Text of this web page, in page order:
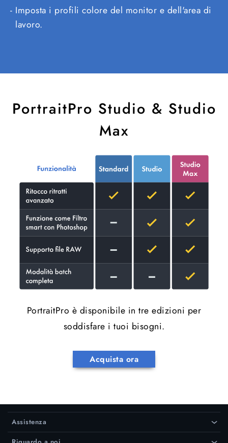
Imposta i profili colore del monitor e dell'area di
lavoro.
PortraitPro Studio & Studio
Max
PortraitPro è disponibile in tre edizioni per
soddisfare i tuoi bisogni.
Acquista ora
Assistenza ›
›